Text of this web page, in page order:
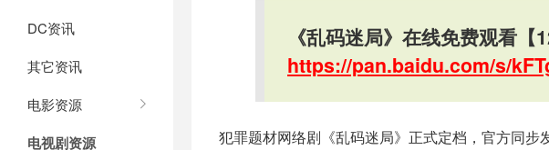
DC资讯
其它资讯
电影资源
电视剧资源
《乱码迷局》在线免费观看
https://pan.baidu.com/s/
犯罪题材网络剧《乱码迷局》正式定档，官方同步